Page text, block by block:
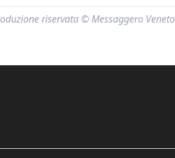
riservata © Messaggero Veneto